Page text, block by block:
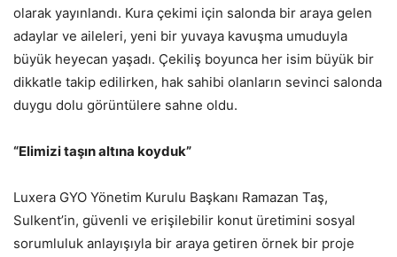
olarak yayınlandı. Kura çekimi için salonda bir araya gelen
adaylar ve aileleri, yeni bir yuvaya kavuşma umuduyla
büyük heyecan yaşadı. Çekiliş boyunca her isim büyük bir
dikkatle takip edilirken, hak sahibi olanların sevinci salonda
duygu dolu görüntülere sahne oldu.
“Elimizi taşın altına koyduk”
Luxera GYO Yönetim Kurulu Başkanı Ramazan Taş,
Sulkent’in, güvenli ve erişilebilir konut üretimini sosyal
sorumluluk anlayışıyla bir araya getiren örnek bir proje